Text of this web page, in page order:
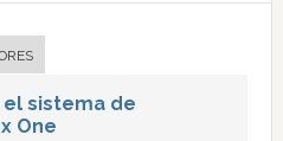
sistema de
One